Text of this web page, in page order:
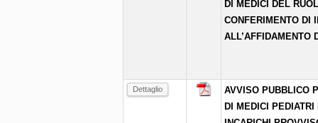
DI MEDICI DEL
CONFERIMENTO DI
ALL’AFFIDAMENTO
Dettaglio
AVVISO PUBBLICO
DI MEDICI